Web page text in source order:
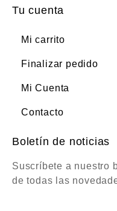
Tu cuenta
Mi carrito
Finalizar pedido
Mi Cuenta
Contacto
Boletín de noticias
Suscríbete a nuestro
de todas las